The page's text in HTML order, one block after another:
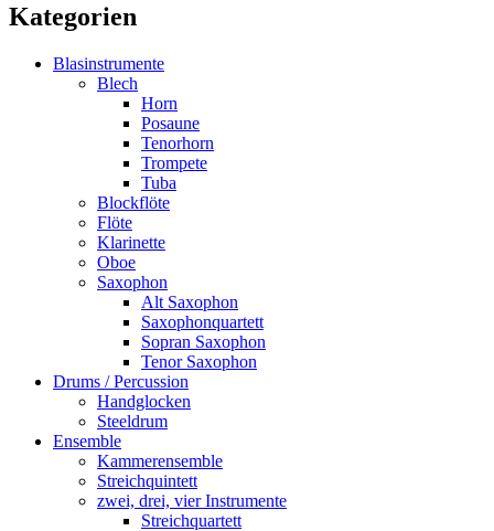
Kategorien
Blasinstrumente
Blech
Horn
Posaune
Tenorhorn
Trompete
Tuba
Blockflöte
Flöte
Klarinette
Oboe
Saxophon
Alt Saxophon
Saxophonquartett
Sopran Saxophon
Tenor Saxophon
Drums / Percussion
Handglocken
Steeldrum
Ensemble
Kammerensemble
Streichquintett
zwei, drei, vier Instrumente
Streichquartett